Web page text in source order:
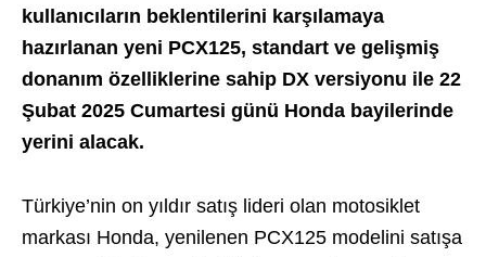
kullanıcıların beklentilerini karşılamaya
hazırlanan yeni PCX125, standart ve gelişmiş
donanım özelliklerine sahip DX versiyonu ile 22
Şubat 2025 Cumartesi günü Honda bayilerinde
yerini alacak.
Türkiye’nin on yıldır satış lideri olan motosiklet
markası Honda, yenilenen PCX125 modelini satışa